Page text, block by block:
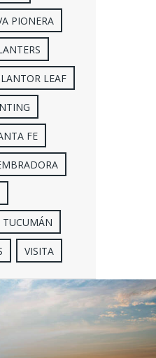
PIONERA
LEAF
FE
TUCUMÁN
VISITA